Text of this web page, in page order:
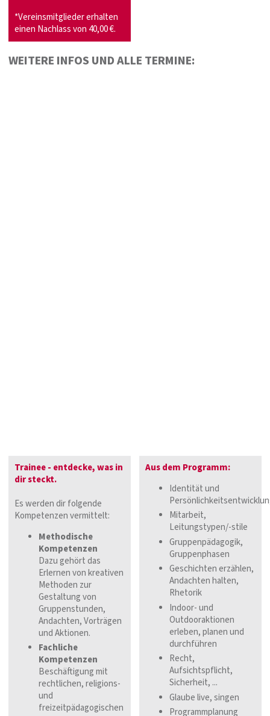
*Vereinsmitglieder erhalten
einen Nachlass von 40,00 €.
WEITERE INFOS UND ALLE TERMINE:
Trainee - entdecke, was in
dir steckt.
Es werden dir folgende
Kompetenzen vermittelt:
Methodische
Kompetenzen
Dazu gehört das
Erlernen von kreativen
Methoden zur
Gestaltung von
Gruppenstunden,
Andachten, Vorträgen
und Aktionen.
Fachliche
Kompetenzen
Beschäftigung mit
rechtlichen, religions-
und
freizeitpädagogischen
Aus dem Programm:
Identität und
Mitarbeit,
Leitungstypen/-stile
Gruppenpädagogik,
Gruppenphasen
Geschichten erzählen,
Andachten halten,
Rhetorik
Indoor- und
Outdooraktionen
erleben, planen und
durchführen
Recht,
Aufsichtspflicht,
Sicherheit, ...
Glaube live, singen
Programmplanung